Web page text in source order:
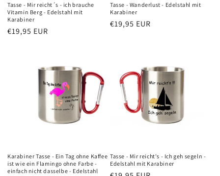
Tasse - Mir reicht´s - ich brauche
Vitamin Berg - Edelstahl mit
Karabiner
Normaler
€19,95 EUR
Tasse - Wanderlust - Edelstahl mit
Karabiner
Normaler
€19,95 EUR
Karabiner Tasse - Ein Tag ohne Kaffee
ist wie ein Flamingo ohne Farbe -
einfach nicht dasselbe - Edelstahl
Tasse - Mir reicht's - Ich geh segeln -
Edelstahl mit Karabiner